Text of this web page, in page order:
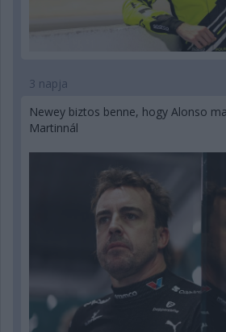
3 napja
Newey biztos benne, hogy Alonso
Martinnál